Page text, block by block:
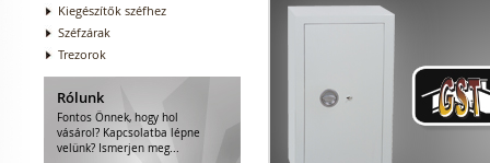
Kiegészítők széfhez
Széfzárak
Trezorok
Rólunk
Fontos Önnek, hogy hol
vásárol? Kapcsolatba lépne
velünk? Ismerjen meg...